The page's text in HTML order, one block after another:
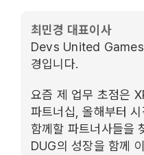
최민경 대표이사
Devs United Games
경입니다.
요즘 제 업무 초점은
파트너십, 올해부터
함께할 파트너사들을
DUG의 성장을 함께